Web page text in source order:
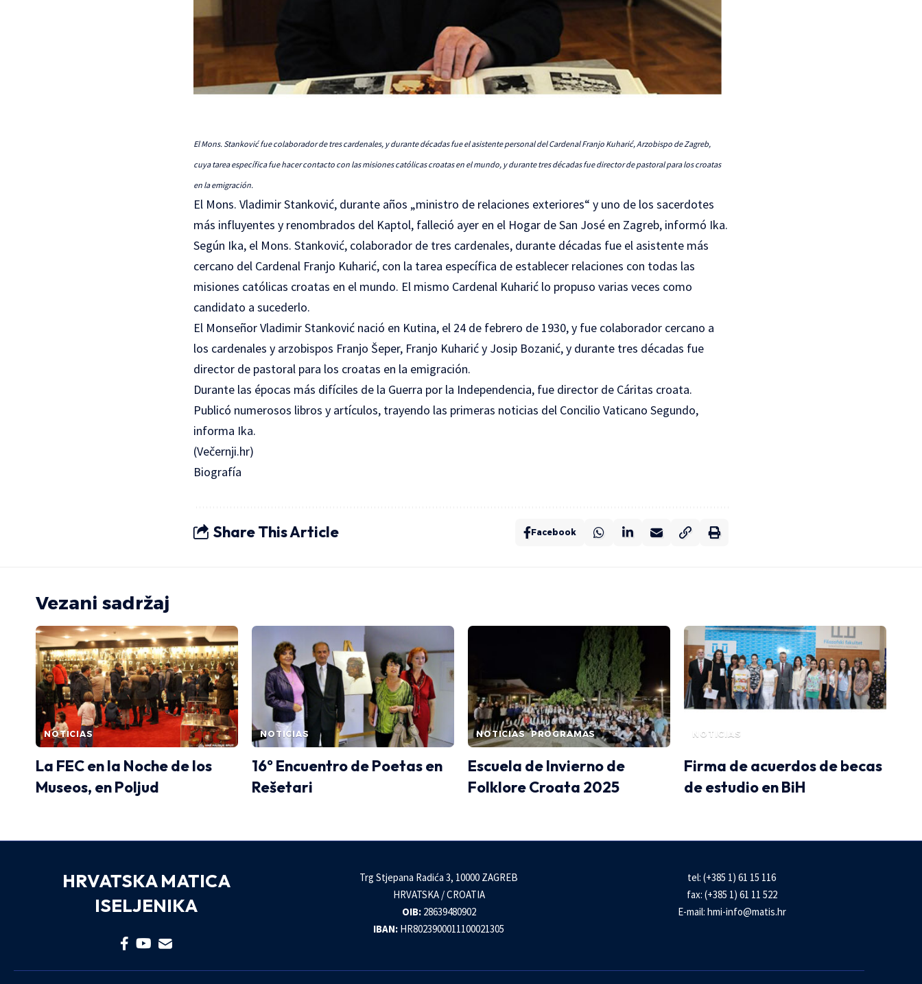
El Mons. Stanković fue colaborador de tres cardenales, y durante décadas fue el asistente personal del Cardenal Franjo Kuharić, Arzobispo de Zagreb,
cuya tarea específica fue hacer contacto con las misiones católicas croatas en el mundo, y durante tres décadas fue director de pastoral para los croatas
en la emigración.
El Mons. Vladimir Stanković, durante años „ministro de relaciones exteriores“ y uno de los sacerdotes
más influyentes y renombrados del Kaptol, falleció ayer en el Hogar de San José en Zagreb, informó Ika.
Según Ika, el Mons. Stanković, colaborador de tres cardenales, durante décadas fue el asistente más
cercano del Cardenal Franjo Kuharić, con la tarea específica de establecer relaciones con todas las
misiones católicas croatas en el mundo. El mismo Cardenal Kuharić lo propuso varias veces como
candidato a sucederlo.
El Monseñor Vladimir Stanković nació en Kutina, el 24 de febrero de 1930, y fue colaborador cercano a
los cardenales y arzobispos Franjo Šeper, Franjo Kuharić y Josip Bozanić, y durante tres décadas fue
director de pastoral para los croatas en la emigración.
Durante las épocas más difíciles de la Guerra por la Independencia, fue director de Cáritas croata.
Publicó numerosos libros y artículos, trayendo las primeras noticias del Concilio Vaticano Segundo,
informa Ika.
(Večernji.hr)
Biografía
Share This Article Facebook
Vezani sadržaj
NOTICIAS
La FEC en la Noche de los
Museos, en Poljud
NOTICIAS
16° Encuentro de Poetas en
Rešetari
NOTICIAS PROGRAMAS
Escuela de Invierno de
Folklore Croata 2025
NOTICIAS
Firma de acuerdos de becas
de estudio en BiH
HRVATSKA MATICA
ISELJENIKA
Trg Stjepana Radića 3, 10000 ZAGREB
HRVATSKA / CROATIA
OIB:28639480902
IBAN: HR8023900011100021305
tel: (+385 1) 61 15 116
fax: (+385 1) 61 11 522
E-mail: hmi-info@matis.hr